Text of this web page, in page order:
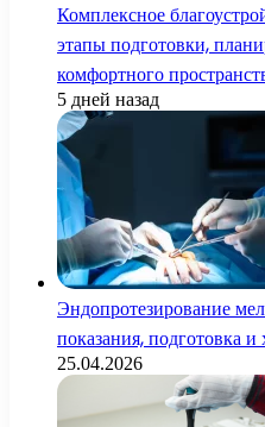
Комплексное
этапы подготовки,
комфортного
5 дней назад
Эндопротезирование
показания, подготовка
25.04.2026